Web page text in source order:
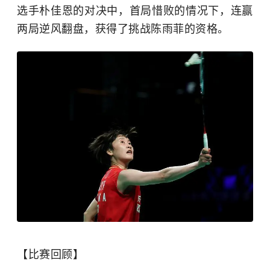
选手朴佳恩的对决中，首局惜败的情况下，连赢
两局逆风翻盘，获得了挑战陈雨菲的资格。
【比赛回顾】